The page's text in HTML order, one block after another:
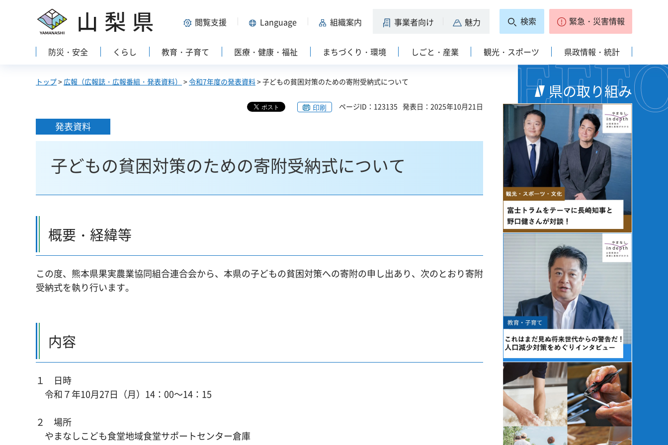
山梨県 閲覧支援 Language 組織案内 事業者向け 魅力 検索 緊急・災害情報
防災・安全 くらし 教育・子育て 医療・健康・福祉 まちづくり・環境 しごと・産業 観光・スポーツ 県政情報・統計
トップ> 広報（広報誌・広報番組・発表資料） >令和7年度の発表資料> 子どもの貧困対策のための寄附受納式について
印刷 ページID：123135 発表日：2025年10月21日
発表資料
子どもの貧困対策のための寄附受納式について
概要・経緯等
この度、熊本県果実農業協同組合連合会から、本県の子どもの貧困対策への寄附の申し出あり、次のとおり寄附
受納式を執り行います。
内容
１ 日時
令和７年10月27日（月）14：00～14：15
２ 場所
やまなしこども食堂地域食堂サポートセンター倉庫
県の取り組み